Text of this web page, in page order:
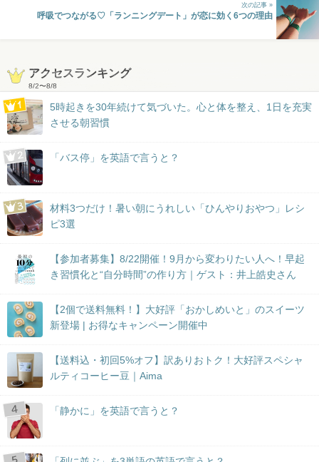
次の記事 »
呼吸でつながる♡「ランニングデート」が恋に効く6つの理由
アクセスランキング
8/2〜8/8
5時起きを30年続けて気づいた。心と体を整え、1日を充実
させる朝習慣
「バス停」を英語で言うと？
材料3つだけ！暑い朝にうれしい「ひんやりおやつ」レシ
ピ3選
【参加者募集】8/22開催！9月から変わりたい人へ！早起
き習慣化と“自分時間”の作り方｜ゲスト：井上皓史さん
【2個で送料無料！】大好評「おかしめいと」のスイーツ
新登場 | お得なキャンペーン開催中
【送料込・初回5%オフ】訳ありおトク！大好評スペシャ
ルティコーヒー豆｜Aima
「静かに」を英語で言うと？